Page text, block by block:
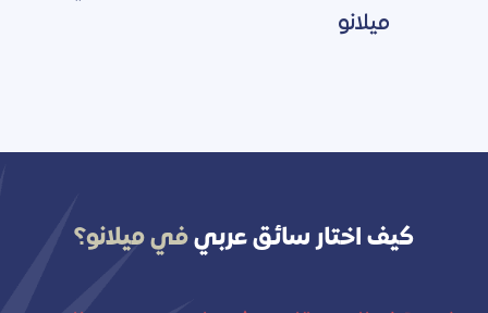
ميلانو
كيف اختار سائق عربيفي ميلانو؟